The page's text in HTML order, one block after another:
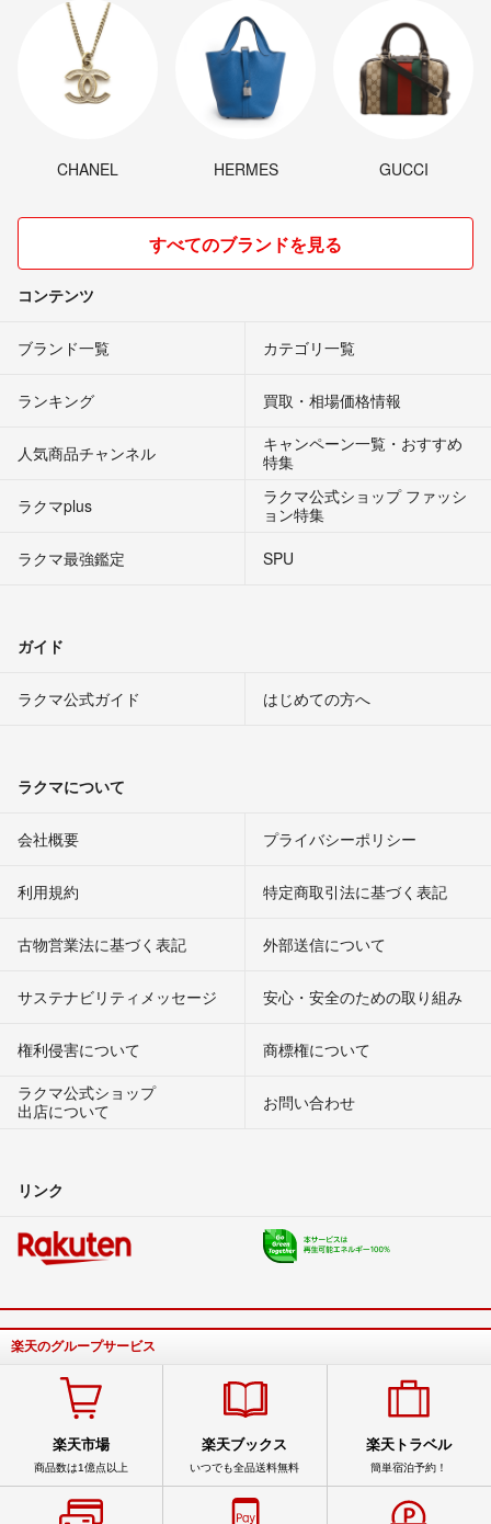
CHANEL HERMES GUCCI
すべてのブランドを見る
コンテンツ
ブランド一覧 カテゴリ一覧
ランキング 買取・相場価格情報
人気商品チャンネル
キャンペーン一覧・おすすめ
特集
ラクマplus
ラクマ公式ショップ ファッシ
ョン特集
ラクマ最強鑑定
SPU
ガイド
ラクマ公式ガイド はじめての方へ
ラクマについて
会社概要 プライバシーポリシー
利用規約 特定商取引法に基づく表記
古物営業法に基づく表記 外部送信について
サステナビリティメッセージ 安心・安全のための取り組み
権利侵害について
商標権について
ラクマ公式ショップ
出店について
お問い合わせ
リンク
楽天のグループサービス
楽天市場
商品数は1億点以上
楽天ブックス
いつでも全品送料無料
楽天トラベル
簡単宿泊予約！